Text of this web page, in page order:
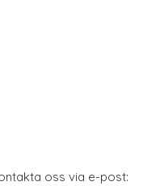
oss via e-post: